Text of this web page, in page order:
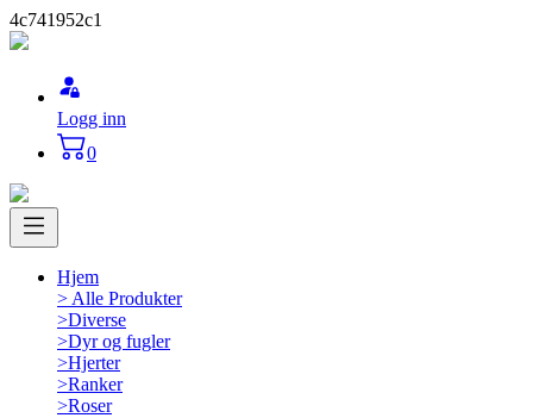
4c741952c1
Logg inn
0
Hjem
> Alle Produkter
>Diverse
>Dyr og fugler
>Hjerter
>Ranker
>Roser